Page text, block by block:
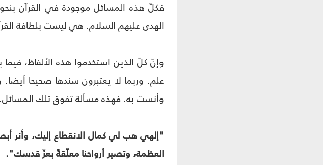
فكلّ هذه المسائل موجودة في القرآن
الهدى عليهم السلام. هي ليست بلطافة
وإنّ كلّ الذين استخدموا هذه الألفاظ،
علم. وربما لا يعتبرون سندها صحيحاً
وأنست به. فهذه مسألة تفوق تلك المسائل.
"إلهي هب لي كمال الانقطاع إليك، وأنر
العظمة، وتصير أرواحنا معلّقةً بعزّ قدسك".